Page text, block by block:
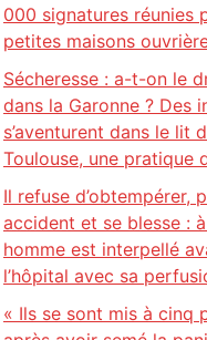
000 signatures réunies
petites maisons
Sécheresse : a-t-on le
dans la Garonne ? Des
s’aventurent dans le lit
Toulouse, une pratique
Il refuse d’obtempérer,
accident et se blesse :
homme est interpellé
l’hôpital avec sa
« Ils se sont mis à cinq